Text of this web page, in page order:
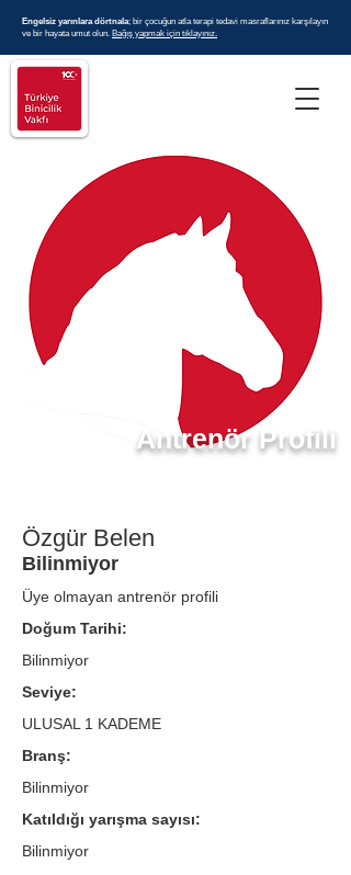
Engelsiz yarınlara dörtnala; bir çocuğun atla terapi tedavi masraflarınız karşılayın
ve bir hayata umut olun. Bağış yapmak için tıklayınız.
Antrenör Profili
Özgür Belen
Bilinmiyor
Üye olmayan antrenör profili
Doğum Tarihi:
Bilinmiyor
Seviye:
ULUSAL 1 KADEME
Branş:
Bilinmiyor
Katıldığı yarışma sayısı:
Bilinmiyor